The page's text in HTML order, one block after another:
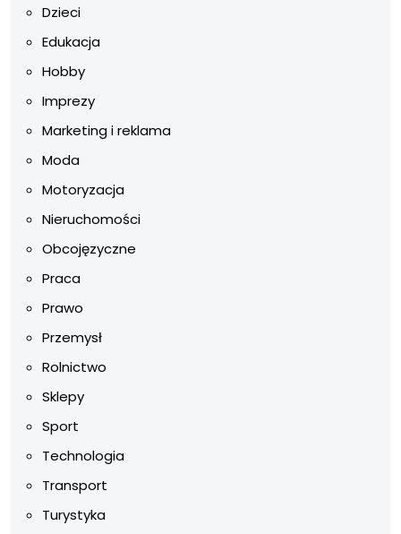
Dzieci
Edukacja
Hobby
Imprezy
Marketing i reklama
Moda
Motoryzacja
Nieruchomości
Obcojęzyczne
Praca
Prawo
Przemysł
Rolnictwo
Sklepy
Sport
Technologia
Transport
Turystyka